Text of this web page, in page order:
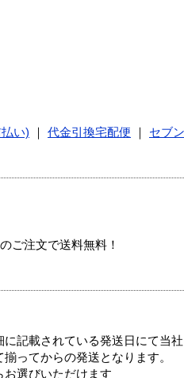
い) 代金引換宅配便
セブ
ご注文で送料無料！
記載されている発送日にて当社
ってからの発送となります。
選びいただけます